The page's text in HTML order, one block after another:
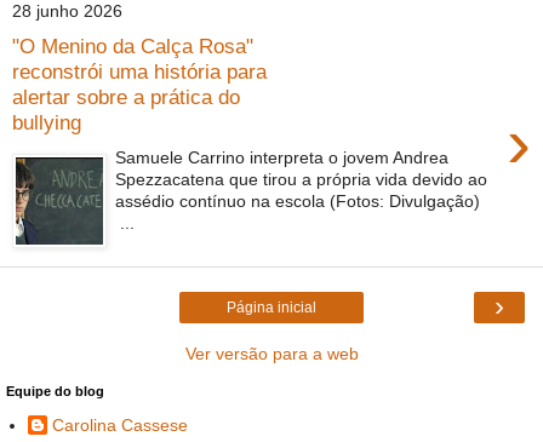
28 junho 2026
"O Menino da Calça Rosa"
reconstrói uma história para
alertar sobre a prática do
bullying
›
Samuele Carrino interpreta o jovem Andrea
Spezzacatena que tirou a própria vida devido ao
assédio contínuo na escola (Fotos: Divulgação)
›
Página inicial
Ver versão para a web
Equipe do blog
Carolina Cassese